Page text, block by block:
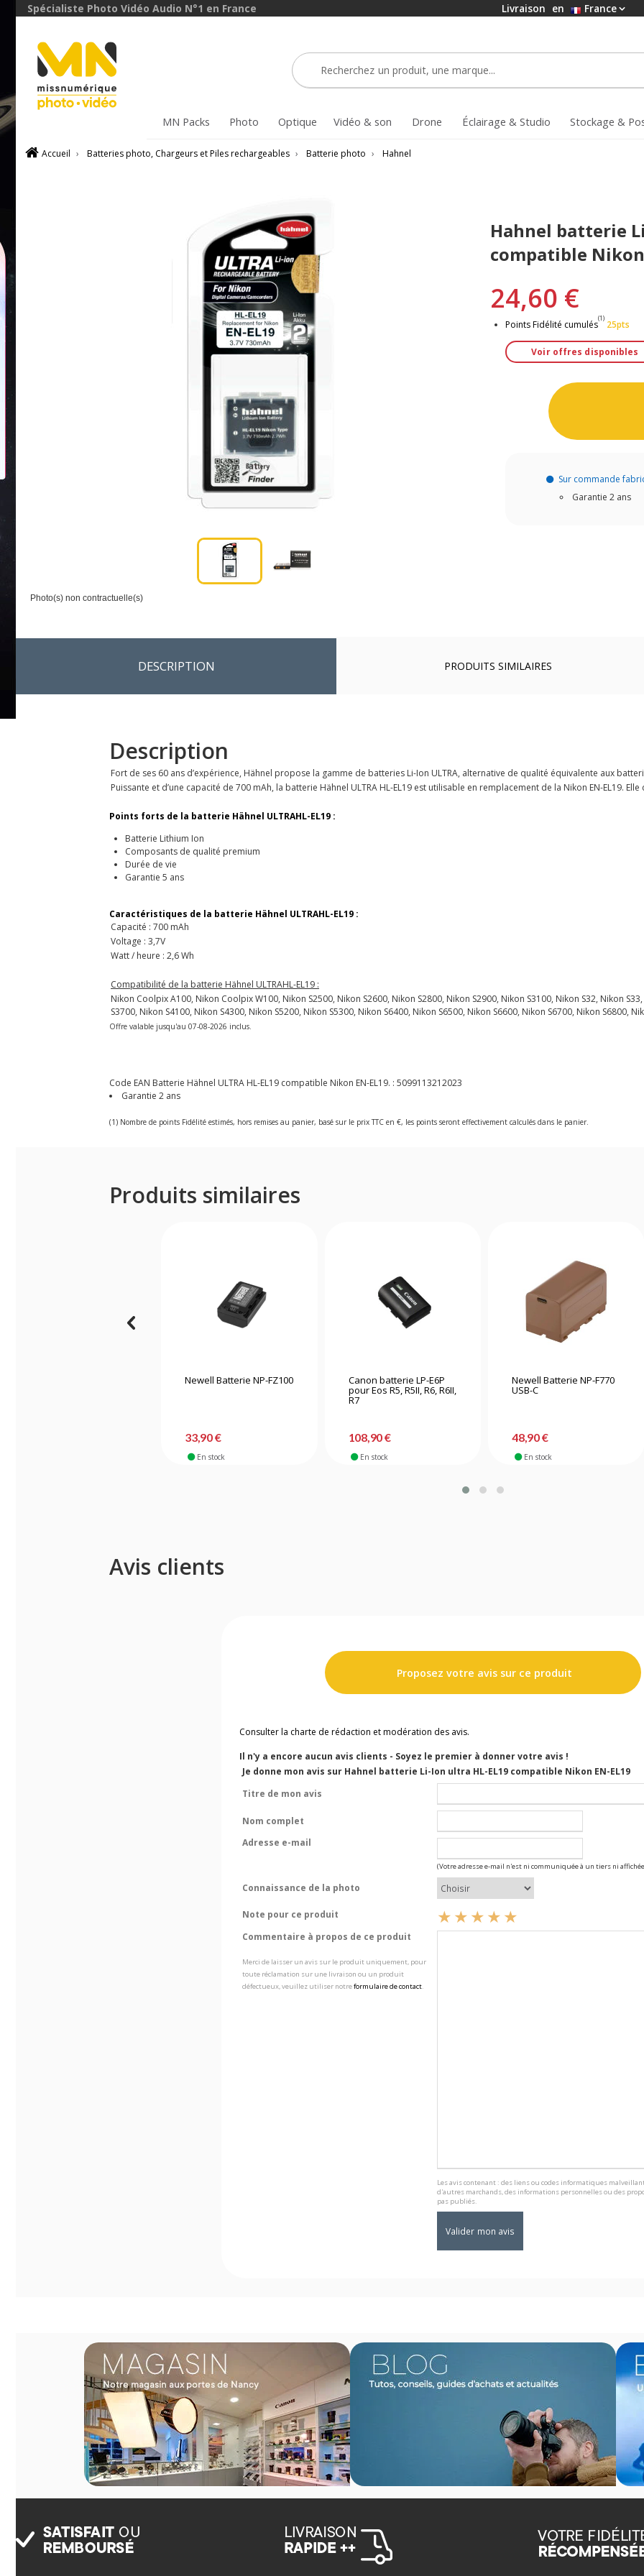
Spécialiste Photo Vidéo Audio N°1 en France Livraison en France
MN Packs Photo Optique Vidéo & son Drone Éclairage & Studio Stockage &
Accueil › Batteries photo, Chargeurs et Piles rechargeables › Batterie photo › Hahnel
avec le code
Photo(s) non contractuelle(s)
Hahnel batterie
compatible Nikon
24,60 €
Points Fidélité cumulés
(1)
25pts
Voir offres disponibles
Sur commande
Garantie 2 ans
DESCRIPTION PRODUITS SIMILAIRES
Description
Fort de ses 60 ans d’expérience, Hähnel propose la gamme de batteries Li-Ion ULTRA, alternative de qualité équivalente aux
Puissante et d’une capacité de 700 mAh, la batterie Hähnel ULTRA HL-EL19 est utilisable en remplacement de la Nikon EN-EL19. Elle
Points forts de la batterie Hähnel ULTRAHL-EL19 :
Batterie Lithium Ion
Composants de qualité premium
Durée de vie
Garantie 5 ans
Caractéristiques de la batterie Hähnel ULTRAHL-EL19 :
Capacité : 700 mAh
Voltage : 3,7V
Watt / heure : 2,6 Wh
Compatibilité de la batterie Hähnel ULTRAHL-EL19 :
Nikon Coolpix A100, Nikon Coolpix W100, Nikon S2500, Nikon S2600, Nikon S2800, Nikon S2900, Nikon S3100, Nikon S32, Nikon
S3700, Nikon S4100, Nikon S4300, Nikon S5200, Nikon S5300, Nikon S6400, Nikon S6500, Nikon S6600, Nikon S6700, Nikon S6800,
Offre valable jusqu'au 07-08-2026 inclus.
Code EAN Batterie Hähnel ULTRA HL-EL19 compatible Nikon EN-EL19. : 5099113212023
Garantie 2 ans
(1) Nombre de points Fidélité estimés, hors remises au panier, basé sur le prix TTC en €, les points seront effectivement calculés dans le panier.
Produits similaires
Newell Batterie NP-FZ100
33,90 €
En stock
Canon batterie LP-E6P
pour Eos R5, R5II, R6, R6II,
R7
108,90 €
En stock
Newell Batterie NP-F770
USB-C
48,90 €
En stock
Avis clients
Proposez votre avis sur ce produit
Consulter la charte de rédaction et modération des avis.
Il n'y a encore aucun avis clients - Soyez le premier à donner votre avis !
Je donne mon avis sur Hahnel batterie Li-Ion ultra HL-EL19 compatible Nikon EN-EL19
Titre de mon avis
Nom complet
Adresse e-mail
(Votre adresse e-mail n'est ni communiquée à un tiers ni
Connaissance de la photo
Note pour ce produit
Commentaire à propos de ce produit
Merci de laisser un avis sur le produit uniquement, pour
toute réclamation sur une livraison ou un produit
défectueux, veuillez utiliser notreformulaire de contact.
Les avis contenant : des liens ou codes informatiques
d'autres marchands, des informations personnelles ou des
pas publiés.